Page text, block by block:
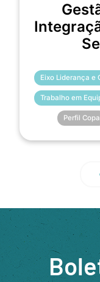
Eixo Liderança e
Trabalho em
Perfil Copa